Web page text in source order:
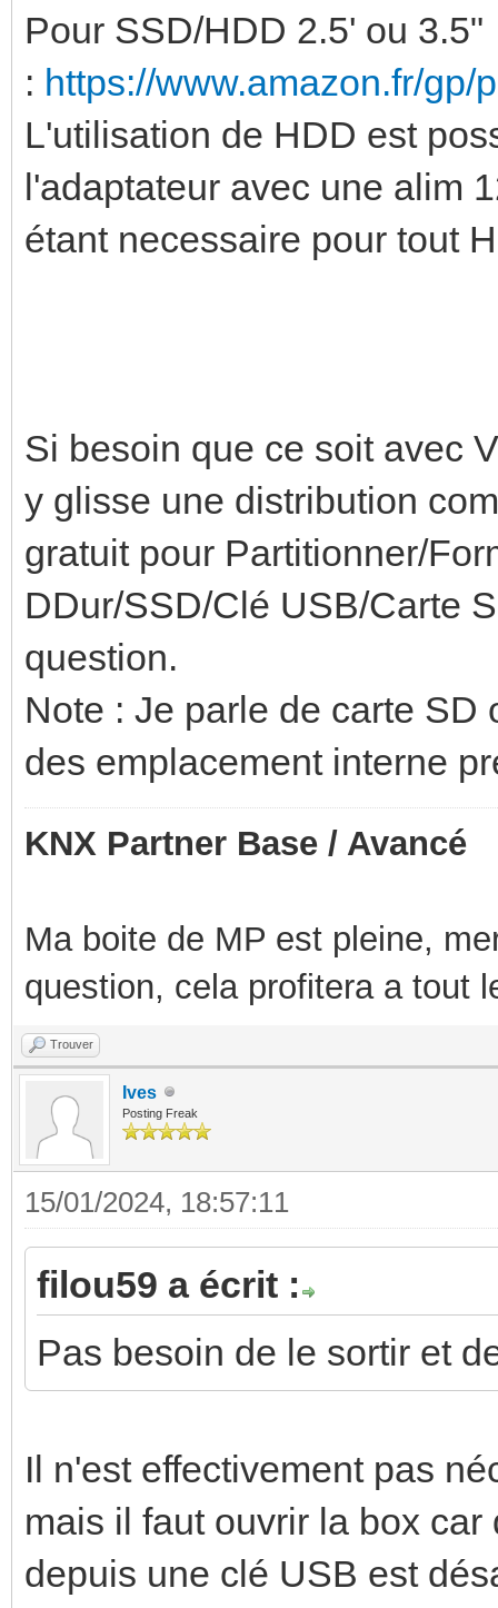
Pour SSD/HDD 2.5' ou 3.5"
: https://www.amazon.fr/
L'utilisation de HDD est
l'adaptateur avec une alim
étant necessaire pour tout
Si besoin que ce soit avec
y glisse une distribution
gratuit pour Partitionner/
DDur/SSD/Clé USB/Carte
question.
Note : Je parle de carte SD
des emplacement interne
KNX Partner Base / Avancé
Ma boite de MP est pleine,
question, cela profitera a tout
Trouver
Ives
Posting Freak
15/01/2024, 18:57:11
filou59 a écrit :
Pas besoin de le sortir et
Il n'est effectivement pas
mais il faut ouvrir la box
depuis une clé USB est